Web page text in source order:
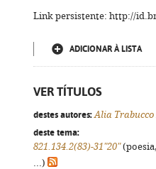
Link persistente: http://
ADICIONAR À LISTA
VER TÍTULOS
destes autores: Alia Trabucco
deste tema:
821.134.2(83)-31"20"
...)